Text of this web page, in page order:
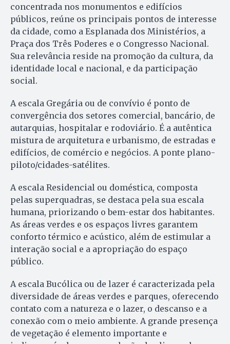
concentrada nos monumentos e edifícios
públicos, reúne os principais pontos de interesse
da cidade, como a Esplanada dos Ministérios, a
Praça dos Três Poderes e o Congresso Nacional.
Sua relevância reside na promoção da cultura, da
identidade local e nacional, e da participação
social.
A escala Gregária ou de convívio é ponto de
convergência dos setores comercial, bancário, de
autarquias, hospitalar e rodoviário. É a autêntica
mistura de arquitetura e urbanismo, de estradas e
edifícios, de comércio e negócios. A ponte plano-
piloto/cidades-satélites.
A escala Residencial ou doméstica, composta
pelas superquadras, se destaca pela sua escala
humana, priorizando o bem-estar dos habitantes.
As áreas verdes e os espaços livres garantem
conforto térmico e acústico, além de estimular a
interação social e a apropriação do espaço
público.
A escala Bucólica ou de lazer é caracterizada pela
diversidade de áreas verdes e parques, oferecendo
contato com a natureza e o lazer, o descanso e a
conexão com o meio ambiente. A grande presença
de vegetação é elemento importante e